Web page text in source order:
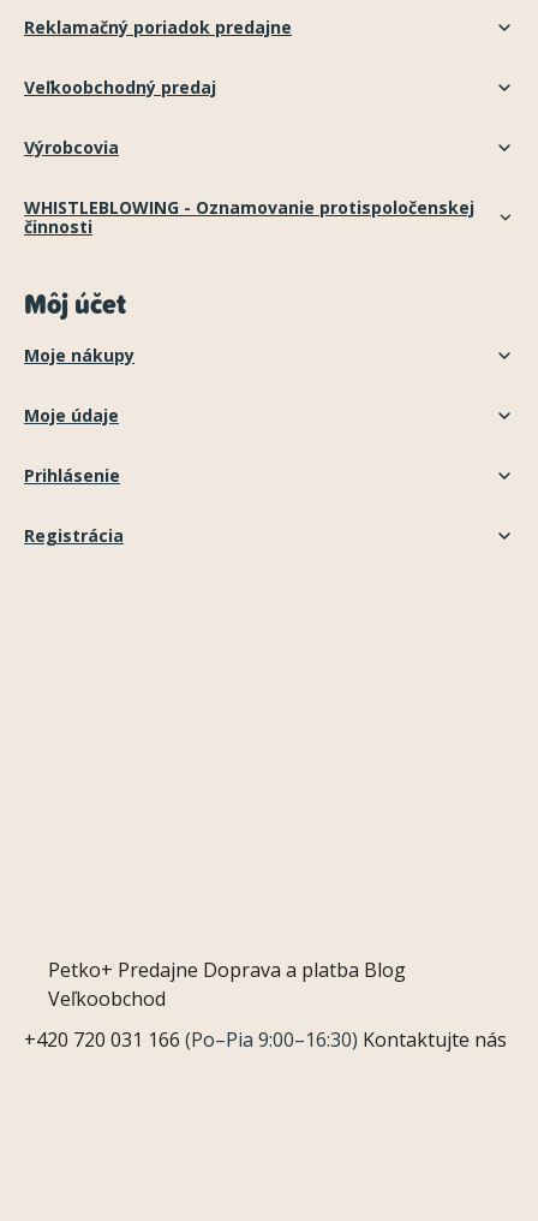
Reklamačný poriadok predajne
Veľkoobchodný predaj
Výrobcovia
WHISTLEBLOWING - Oznamovanie protispoločenskej
činnosti
Môj účet
Moje nákupy
Moje údaje
Prihlásenie
Registrácia
Petko+ Predajne Doprava a platba Blog
Veľkoobchod
+420 720 031 166 (Po–Pia 9:00–16:30) Kontaktujte nás